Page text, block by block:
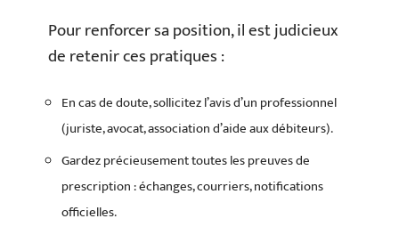
Pour renforcer sa position, il est judicieux
de retenir ces pratiques :
En cas de doute, sollicitez l’avis d’un professionnel
(juriste, avocat, association d’aide aux débiteurs).
Gardez précieusement toutes les preuves de
prescription : échanges, courriers, notifications
officielles.